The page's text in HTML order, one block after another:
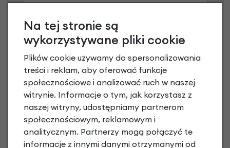
Raty 0%
3 miesiące nie płacisz
Raty do 60 miesięcy
Poznaj szczegóły
Na tej stronie są
wykorzystywane pliki cookie
Plików cookie używamy do spersonalizowania
treści i reklam, aby oferować funkcje
społecznościowe i analizować ruch w naszej
witrynie. Informacje o tym, jak korzystasz z
naszej witryny, udostępniamy partnerom
społecznościowym, reklamowym i
analitycznym. Partnerzy mogą połączyć te
informacje z innymi danymi otrzymanymi od